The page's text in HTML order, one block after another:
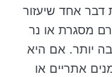
אחד שיעזור
מסגרת או נר
יותר. אם היא
אתריים או